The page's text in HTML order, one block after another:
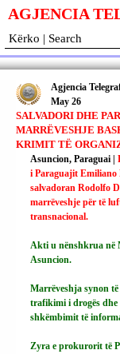
AGJENCIA
SALVADORI DHE
MARRËVESHJE
KRIMIT TË
Agjencia
May 26
Asuncion, Paraguai |
i Paraguajit Emiliano
salvadoran Rodolfo
marrëveshje për të
transnacional.
Akti u nënshkrua në
Asuncion.
Marrëveshja synon
trafikimi i drogës dhe
shkëmbimit të
Zyra e prokurorit të